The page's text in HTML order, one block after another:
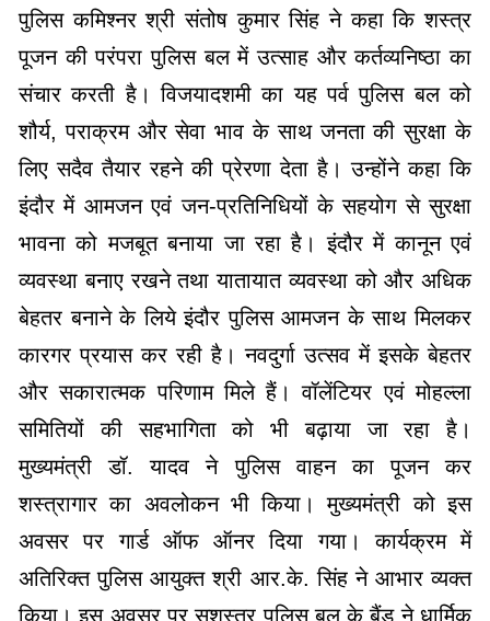
पुलिस कमिश्नर श्री संतोष कुमार सिंह ने कहा कि शस्त्र
पूजन की परंपरा पुलिस बल में उत्साह और कर्तव्यनिष्ठा का
संचार करती है। विजयादशमी का यह पर्व पुलिस बल को
शौर्य, पराक्रम और सेवा भाव के साथ जनता की सुरक्षा के
लिए सदैव तैयार रहने की प्रेरणा देता है। उन्होंने कहा कि
इंदौर में आमजन एवं जन-प्रतिनिधियों के सहयोग से सुरक्षा
भावना को मजबूत बनाया जा रहा है। इंदौर में कानून एवं
व्यवस्था बनाए रखने तथा यातायात व्यवस्था को और अधिक
बेहतर बनाने के लिये इंदौर पुलिस आमजन के साथ मिलकर
कारगर प्रयास कर रही है। नवदुर्गा उत्सव में इसके बेहतर
और सकारात्मक परिणाम मिले हैं। वॉलेंटियर एवं मोहल्ला
समितियों की सहभागिता को भी बढ़ाया जा रहा है।
मुख्यमंत्री डॉ. यादव ने पुलिस वाहन का पूजन कर
शस्त्रागार का अवलोकन भी किया। मुख्यमंत्री को इस
अवसर पर गार्ड ऑफ ऑनर दिया गया। कार्यक्रम में
अतिरिक्त पुलिस आयुक्त श्री आर.के. सिंह ने आभार व्यक्त
किया। इस अवसर पर सशस्त्र पुलिस बल के बैंड ने धार्मिक